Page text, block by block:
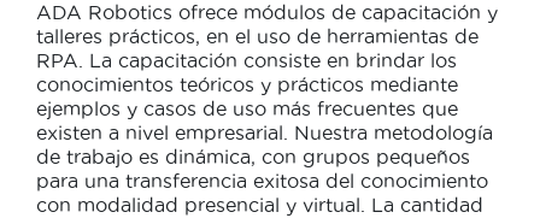
ADA Robotics ofrece módulos de capacitación y
talleres prácticos, en el uso de herramientas de
RPA. La capacitación consiste en brindar los
conocimientos teóricos y prácticos mediante
ejemplos y casos de uso más frecuentes que
existen a nivel empresarial. Nuestra metodología
de trabajo es dinámica, con grupos pequeños
para una transferencia exitosa del conocimiento
con modalidad presencial y virtual. La cantidad